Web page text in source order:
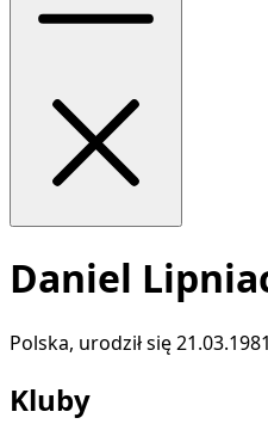
Daniel
Polska, urodził się
Kluby